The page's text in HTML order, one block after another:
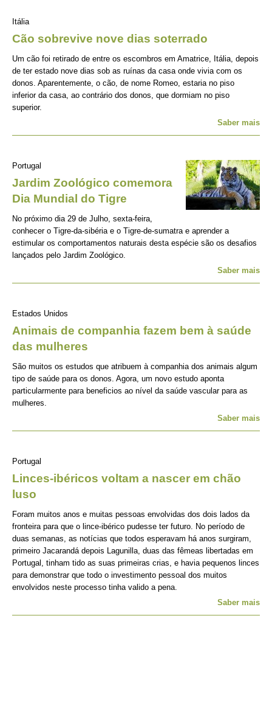
Itália
Cão sobrevive nove dias soterrado
Um cão foi retirado de entre os escombros em Amatrice, Itália, depois
de ter estado nove dias sob as ruínas da casa onde vivia com os
donos. Aparentemente, o cão, de nome Romeo, estaria no piso
inferior da casa, ao contrário dos donos, que dormiam no piso
superior.
Saber mais
Portugal
Jardim Zoológico comemora
Dia Mundial do Tigre
No próximo dia 29 de Julho, sexta-feira,
conhecer o Tigre-da-sibéria e o Tigre-de-sumatra e aprender a
estimular os comportamentos naturais desta espécie são os desafios
lançados pelo Jardim Zoológico.
Saber mais
Estados Unidos
Animais de companhia fazem bem à saúde
das mulheres
São muitos os estudos que atribuem à companhia dos animais algum
tipo de saúde para os donos. Agora, um novo estudo aponta
particularmente para beneficios ao nível da saúde vascular para as
mulheres.
Saber mais
Portugal
Linces-ibéricos voltam a nascer em chão
luso
Foram muitos anos e muitas pessoas envolvidas dos dois lados da
fronteira para que o lince-ibérico pudesse ter futuro. No período de
duas semanas, as notícias que todos esperavam há anos surgiram,
primeiro Jacarandá depois Lagunilla, duas das fêmeas libertadas em
Portugal, tinham tido as suas primeiras crias, e havia pequenos linces
para demonstrar que todo o investimento pessoal dos muitos
envolvidos neste processo tinha valido a pena.
Saber mais